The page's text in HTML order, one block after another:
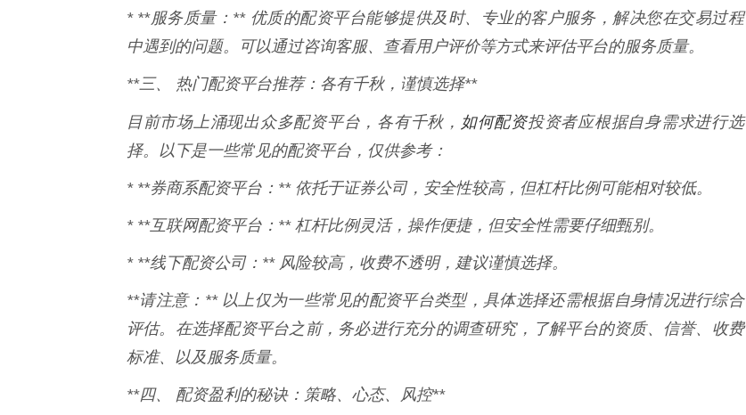
* **服务质量：** 优质的配资平台能够提供及时、专业的客户服务，解决您在交易过程
中遇到的问题。可以通过咨询客服、查看用户评价等方式来评估平台的服务质量。
**三、 热门配资平台推荐：各有千秋，谨慎选择**
目前市场上涌现出众多配资平台，各有千秋， 如何配资投资者应根据自身需求进行选
择。以下是一些常见的配资平台，仅供参考：
* **券商系配资平台：** 依托于证券公司，安全性较高，但杠杆比例可能相对较低。
* **互联网配资平台：** 杠杆比例灵活，操作便捷，但安全性需要仔细甄别。
* **线下配资公司：** 风险较高，收费不透明，建议谨慎选择。
**请注意：** 以上仅为一些常见的配资平台类型，具体选择还需根据自身情况进行综合
评估。在选择配资平台之前，务必进行充分的调查研究，了解平台的资质、信誉、收费
标准、以及服务质量。
**四、 配资盈利的秘诀：策略、心态、风控**